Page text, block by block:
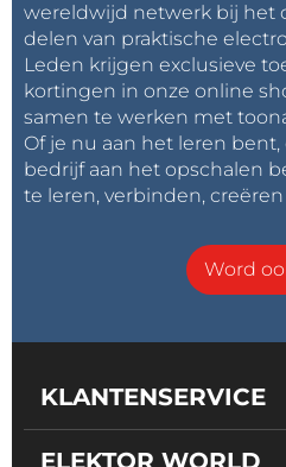
wereldwijd netwerk bij het
delen van praktische
Leden krijgen exclusieve
kortingen in onze online
samen te werken met
Of je nu aan het leren
bedrijf aan het opschalen
te leren, verbinden,
Word
KLANTENSERVICE